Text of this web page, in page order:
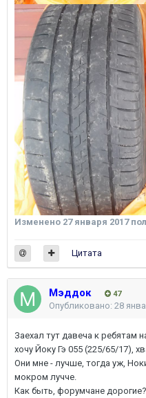
Изменено 27 января 2017
Цитата
Мэддок 47
Опубликовано: 28
Заехал тут давеча к ребятам
хочу Йоку Гэ 055 (225/65/17),
Они мне - лучше, тогда уж,
мокром лучче.
Как быть, форумчане дорогие?